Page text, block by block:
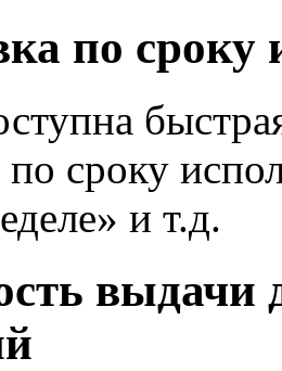
по сроку
сроку
и т.д.
выдачи